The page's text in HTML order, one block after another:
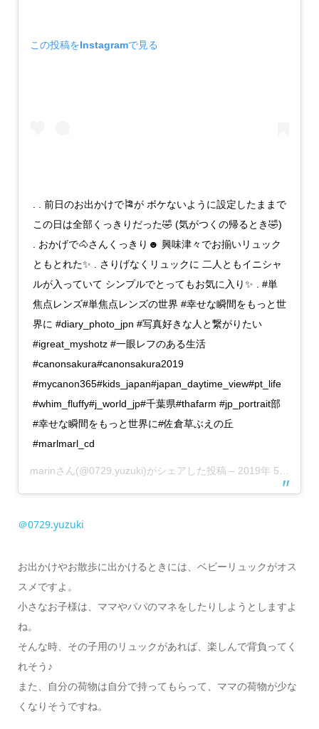
この投稿をInstagramで見る
. . 前日のお出かけで🎏が ボケないように設定したままで
この日は全部くっきりだった🤣 (気がつくの帰るとき🤣)
. おかげで🐴さんくっきり☻ 興味津々でお揃いリュック
ともとれた✨ . さりげなくリュックに 二人ともイニシャ
ルが入っていて シンプルでとってもお気に入り✨ . #単
焦点レンズ#単焦点レンズの世界 #幸せな瞬間をもっと世
界に #diary_photo_jpn #写真好きな人と繋がりたい
#igreat_myshotz #一眼レフのある生活
#canonsakura#canonsakura2019
#mycanon365#kids_japan#japan_daytime_view#pt_life
#whim_fluffy#j_world_jp#千葉県#thafarm #jp_portrait部
#幸せな瞬間をもっと世界に#佐倉草ぶえの丘
#marlmarl_cd
marinさん(@0729.yuzuki)がシェアした投稿 – 2019年 5月月8日午後11時03分PDT
＠0729.yuzuki
お出かけやお散歩に出かけるときには、ベビーリュックがオス
スメですよ。
小さなお子様は、ママやパパのマネをしたりしようとしますよ
ね。
そんな時、その子用のリュックがあれば、楽しんで背負ってく
れそう♪
また、自分の荷物は自分で持ってもらって、ママの荷物が少な
くなりそうですね。